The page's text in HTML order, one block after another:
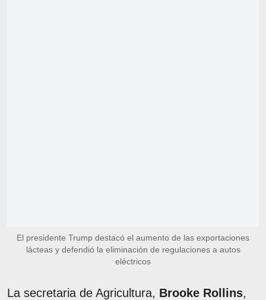
El presidente Trump destacó el aumento de las exportaciones
lácteas y defendió la eliminación de regulaciones a autos
eléctricos
La secretaria de Agricultura, Brooke Rollins,